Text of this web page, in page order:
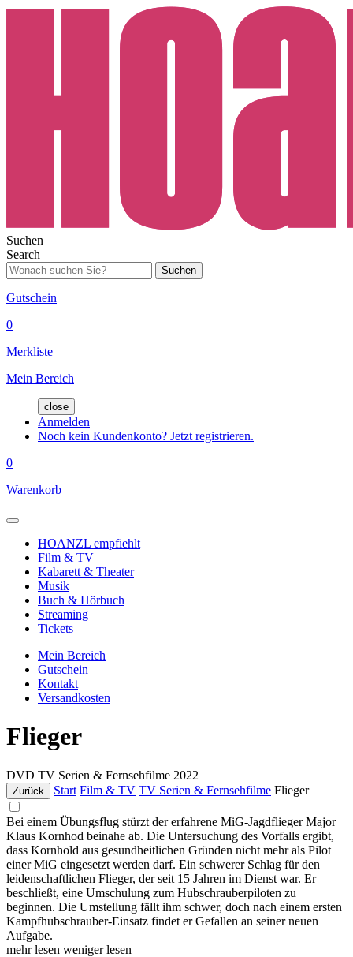
Suchen
Search
Suchen
Gutschein
0
Merkliste
Mein Bereich
close
Anmelden
Noch kein Kundenkonto? Jetzt registrieren.
0
Warenkorb
HOANZL empfiehlt
Film & TV
Kabarett & Theater
Musik
Buch & Hörbuch
Streaming
Tickets
Mein Bereich
Gutschein
Kontakt
Versandkosten
Flieger
DVD TV Serien & Fernsehfilme 2022
Zurück Start Film & TV TV Serien & Fernsehfilme Flieger
Bei einem Übungsflug stürzt der erfahrene MiG-Jagdflieger Major
Klaus Kornhod beinahe ab. Die Untersuchung des Vorfalls ergibt,
dass Kornhold aus gesundheitlichen Gründen nicht mehr als Pilot
einer MiG eingesetzt werden darf. Ein schwerer Schlag für den
leidenschaftlichen Flieger, der seit 15 Jahren im Dienst war. Er
beschließt, eine Umschulung zum Hubschrauberpiloten zu
beginnen. Die Umstellung fällt ihm schwer, doch nach einem ersten
Kampfhubschrauber-Einsatz findet er Gefallen an seiner neuen
Aufgabe.
mehr lesen weniger lesen